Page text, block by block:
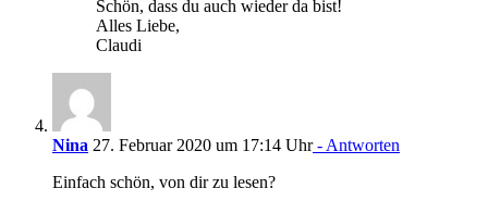
Schön, dass du auch wieder da bist!
Alles Liebe,
Claudi
Nina 27. Februar 2020 um 17:14 Uhr- Antworten
Einfach schön, von dir zu lesen?